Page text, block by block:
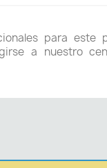
para este
a nuestro